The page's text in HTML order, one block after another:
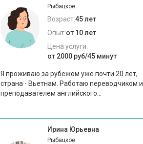
Рыбацкое
Возраст:45 лет
Опыт:от 10 лет
Цена услуги:
от 2000 руб/45 минут
Я проживаю за рубежом уже почти 20 лет,
страна - Вьетнам. Работаю переводчиком и
преподавателем английского...
Ирина Юрьевна
Рыбацкое